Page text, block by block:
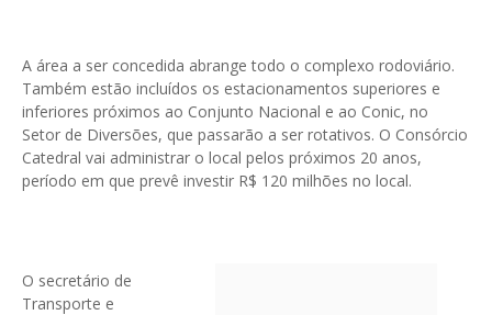
A área a ser concedida abrange todo o complexo rodoviário.
Também estão incluídos os estacionamentos superiores e
inferiores próximos ao Conjunto Nacional e ao Conic, no
Setor de Diversões, que passarão a ser rotativos. O Consórcio
Catedral vai administrar o local pelos próximos 20 anos,
período em que prevê investir R$ 120 milhões no local.
O secretário de
Transporte e